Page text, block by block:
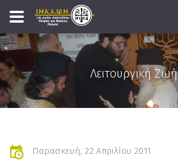
Λειτουργική Ζωή
Παρασκευή, 22 Απριλίου 2011